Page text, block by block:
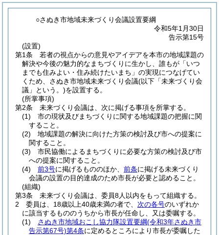
○さぬき市地域未来づくり会議設置要綱
令和5年1月30日
告示第15号
(設置)
第1条
若者の視点からの意見やアイデアを本市の地域課題の
解決や今後の魅力的なまちづくりに生かし、誰もが「いつ
までも住みよい・住み続けたいまち」の実現につなげてい
くため、さぬき市地域未来づくり会議(以下「未来づくり会
議」という。)を設置する。
(所掌事項)
第2条
未来づくり会議は、次に掲げる事項を所掌する。
(1)
市の現状及びまちづくりに関する地域課題の把握に関
すること。
(2)
地域課題の解決に向けた方策の検討及び市への提案に
関すること。
(3)
市民協働によるまちづくりに必要な方策の検討及び市
への提案に関すること。
(4)
前3号に掲げるもののほか、 前条に掲げる未来づくり
会議の設置の目的達成のため市長が必要と認めること。
(組織)
第3条
未来づくり会議は、委員8人以内をもって組織する。
2
委員は、18歳以上40歳未満の者で、 次の各号のいずれか
に該当するもののうちから市長が任命し、又は委嘱する。
(1)
さぬき市地域おこし協力隊設置要綱(令和3年さぬき市
告示第67号)第4条に定めるところにより市長が委嘱した